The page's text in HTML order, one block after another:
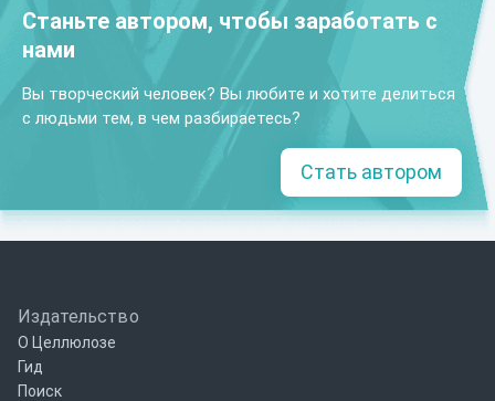
Станьте автором, чтобы заработать с
нами
Вы творческий человек? Вы любите и хотите делиться
с людьми тем, в чем разбираетесь?
Стать автором
Издательство
О Целлюлозе
Гид
Поиск